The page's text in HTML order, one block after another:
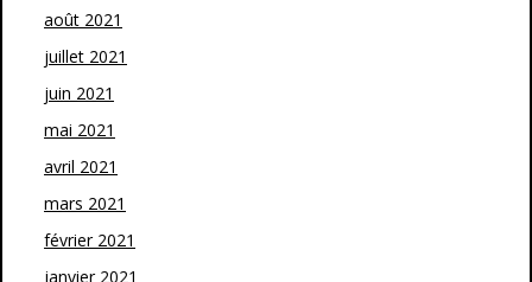
août 2021
juillet 2021
juin 2021
mai 2021
avril 2021
mars 2021
février 2021
janvier 2021